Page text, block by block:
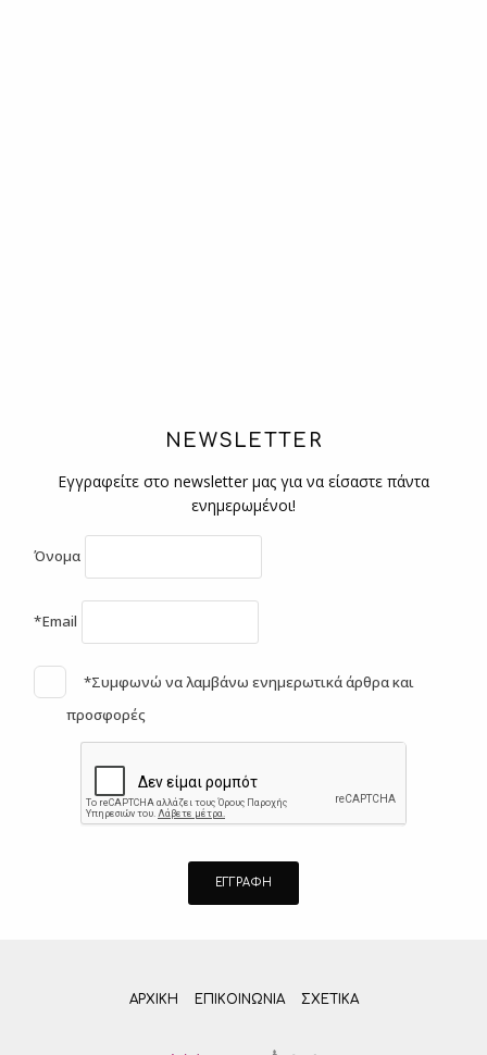
NEWSLETTER
Εγγραφείτε στο newsletter μας για να είσαστε πάντα
ενημερωμένοι!
Όνομα
*Email
*Συμφωνώ να λαμβάνω ενημερωτικά άρθρα και
προσφορές
ΑΡΧΙΚΗ ΕΠΙΚΟΙΝΩΝΊΑ ΣΧΕΤΙΚΆ